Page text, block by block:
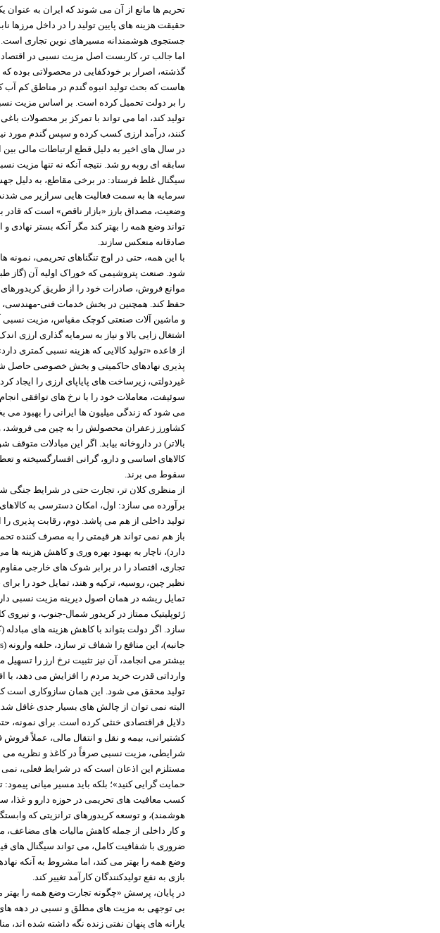
تحریم ها مانع از آن می شوند که ایران به عنوان
حقیقت هزینه های پایین تولید را در داخل مرزها
جستجوی هوشمندانه مسیرهای نوین تجاری است.
اما جالب تر، کاربست اصل مزیت نسبی در
گذشته، اصرار بر خودکفایی در محصولاتی بوده
هاست که بحث تولید انبوه گندم در مناطق کم آب
را بر دولت تحمیل کرده است. بر اساس مزیت
تولید کند، اما می تواند با تمرکز بر محصولات
کنند، درآمد ارزی کسب کرده و سپس گندم مورد
در سال های اخیر به دلیل قطع ارتباطات مالی
سابقه ای روبه رو شد. نتیجه آنکه نه تنها مزیت
سیگنال غلط فرستاد: در برخی مقاطع، به دلیل
سرمایه ها به سمت فعالیت هایی سرازیر می
وضعیت، مصداق بارز «بازار ناقص» است که
تواند وضع همه را بهتر کند مگر آنکه بستر نهادی
صادقانه منعکس سازند.
با این همه، حتی در اوج تنگناهای تحریمی،
شود. صنعت پتروشیمی که خوراک اولیه آن (گاز
موانع فروش، صادرات خود را از طریق کریدورهای
حفظ کند. همچنین در بخش خدمات فنی-مهندسی،
و ماشین آلات صنعتی کوچک مقیاس، مزیت نسبی
اشتغال زایی بالا و نیاز به سرمایه گذاری ارزی
از قاعده «تولید کالایی که هزینه نسبی کمتری
پذیری نهادهای حاکمیتی و بخش خصوصی حاصل
غیردولتی، زیرساخت های پایاپای ارزی را ایجاد
سوئیفت، معاملات خود را با نرخ های توافقی
می شود که زندگی میلیون ها ایرانی را بهبود
کشاورز زعفران محصولش را به چین می فروشد،
بالاتر) در داروخانه بیابد. اگر این مبادلات
کالاهای اساسی و دارو، گرانی افسارگسیخته و
سقوط می برند.
از منظری کلان تر، تجارت حتی در شرایط جنگی
برآورده می سازد: اول، امکان دسترسی به
تولید داخلی از هم می پاشد. دوم، رقابت پذیری
باز هم نمی تواند هر قیمتی را به مصرف کننده
دارد)، ناچار به بهبود بهره وری و کاهش هزینه
نظیر چین، روسیه، ترکیه و هند، تمایل خود را
تمایل ریشه در همان اصول دیرینه مزیت نسبی
ژئوپلیتیک ممتاز در کریدور شمال-جنوب، و
سازد. اگر دولت بتواند با کاهش هزینه های
بیشتر می انجامد، آن نیز تثبیت نرخ ارز را
وارداتی قدرت خرید مردم را افزایش می دهد،
تولید محقق می شود. این همان سازوکاری است که
البته نمی توان از چالش های بسیار جدی غافل
دلایل فراقتصادی خنثی کرده است. برای نمونه،
کشتیرانی، بیمه و نقل و انتقال مالی، عملاً فروش
شرایطی، مزیت نسبی صرفاً در کاغذ و نظریه می
مستلزم این اذعان است که در شرایط فعلی، نمی
حمایت گرایی کنید»؛ بلکه باید مسیر میانی
کسب معافیت های تحریمی در حوزه دارو و غذا،
هوشمند)، و توسعه کریدورهای ترانزیتی که
و کار داخلی از جمله کاهش مالیات های مضاعف،
ضروری با شفافیت کامل، می تواند سیگنال های
وضع همه را بهتر می کند، اما مشروط به آنکه
بازی به نفع تولیدکنندگان کارآمد تغییر کند.
در پایان، پرسش «چگونه تجارت وضع همه را
بی توجهی به مزیت های مطلق و نسبی در دهه های
یارانه های پنهان نفتی زنده نگه داشته شده اند،